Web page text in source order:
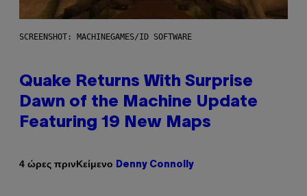
SCREENSHOT: MACHINEGAMES/ID SOFTWARE
Quake Returns With Surprise
Dawn of the Machine Update
Featuring 19 New Maps
4 ώρες πρινΚείμενο Denny Connolly